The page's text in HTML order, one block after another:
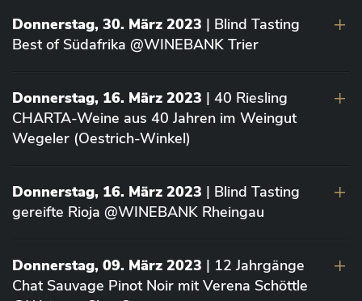
Donnerstag, 30. März 2023 | Blind Tasting
Best of Südafrika @WINEBANK Trier
Donnerstag, 16. März 2023 | 40 Riesling
CHARTA-Weine aus 40 Jahren im Weingut
Wegeler (Oestrich-Winkel)
Donnerstag, 16. März 2023 | Blind Tasting
gereifte Rioja @WINEBANK Rheingau
Donnerstag, 09. März 2023 | 12 Jahrgänge
Chat Sauvage Pinot Noir mit Verena Schöttle